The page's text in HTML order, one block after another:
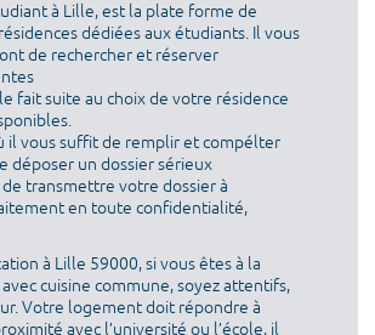
à Lille, est la plate forme de
dédiées aux étudiants. Il vous
de rechercher et réserver
fait suite au choix de votre résidence
il vous suffit de remplir et compélter
déposer un dossier sérieux
transmettre votre dossier à
en toute confidentialité,
à Lille 59000, si vous êtes à la
cuisine commune, soyez attentifs,
Votre logement doit répondre à
avec l’université ou l’école, il